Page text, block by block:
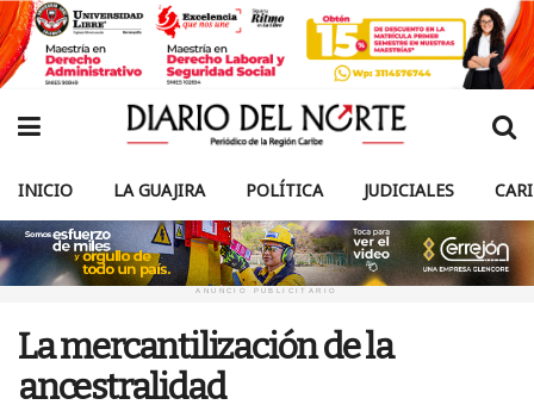
INICIO LA GUAJIRA POLÍTICA JUDICIALES
ANUNCIO PUBLICITARIO
La mercantilización de la
ancestralidad